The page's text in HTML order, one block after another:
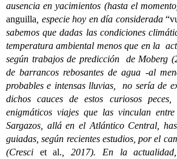
ausencia en yacimientos (hasta el
anguilla , especie hoy en día considerada
sabemos que dadas las condiciones
temperatura ambiental menos que en la
según trabajos de predicción de Moberg
de barrancos rebosantes de agua -al
probables e intensas lluvias, no sería de
dichos cauces de estos curiosos
enigmáticos viajes que las vinculan
Sargazos, allá en el Atlántico Central,
guiadas, según recientes estudios, por el
(Cresci et al. , 2017). En la